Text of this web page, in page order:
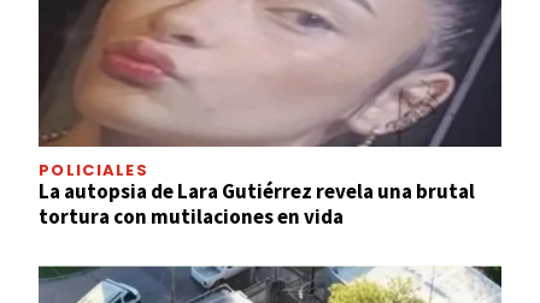
POLICIALES
La autopsia de Lara Gutiérrez revela una brutal
tortura con mutilaciones en vida